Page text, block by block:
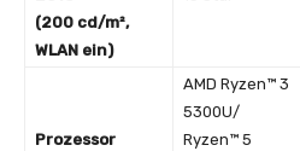
(200 cd/m²,
WLAN ein)
Prozessor
AMD Ryzen™ 3
5300U/
Ryzen™ 5